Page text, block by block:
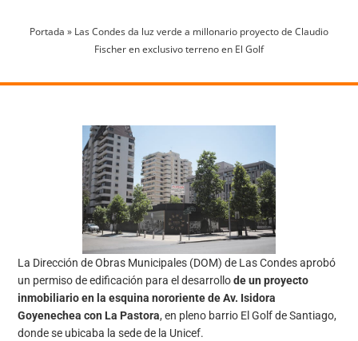
Portada » Las Condes da luz verde a millonario proyecto de Claudio
Fischer en exclusivo terreno en El Golf
La Dirección de Obras Municipales (DOM) de Las Condes aprobó
un permiso de edificación para el desarrollode un proyecto
inmobiliario en la esquina nororiente de Av. Isidora
Goyenechea con La Pastora, en pleno barrio El Golf de Santiago,
donde se ubicaba la sede de la Unicef.